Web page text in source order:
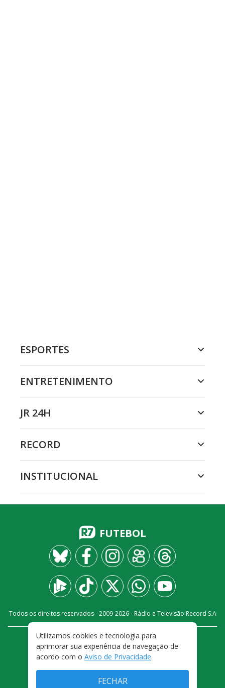
ESPORTES
ENTRETENIMENTO
JR 24H
RECORD
INSTITUCIONAL
FUTEBOL
Todos os direitos reservados - 2009-2026- Rádio e Televisão Record S.A
FALE CONOSCO
PRIVACIDADE
TERMOS E CONDIÇÕES DE USO
Utilizamos cookies e tecnologia para
aprimorar sua experiência de navegação de
acordo com o Aviso de Privacidade.
FECHAR